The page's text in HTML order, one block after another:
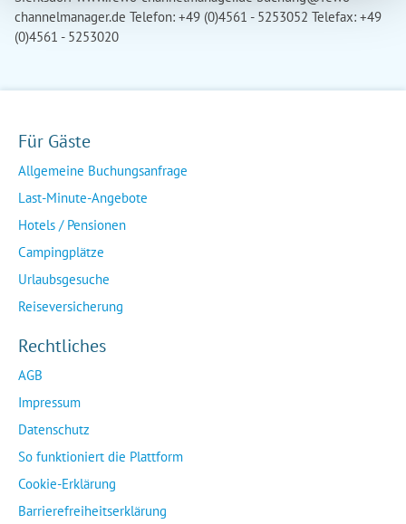
channelmanager.de Telefon: +49 (0)4561 - 5253052 Telefax: +49
(0)4561 - 5253020
Für Gäste
Allgemeine Buchungsanfrage
Last-Minute-Angebote
Hotels / Pensionen
Campingplätze
Urlaubsgesuche
Reiseversicherung
Rechtliches
AGB
Impressum
Datenschutz
So funktioniert die Plattform
Cookie-Erklärung
Barrierefreiheitserklärung